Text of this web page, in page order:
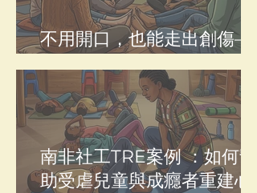
不用開口，也能走出創傷—
南非社工TRE案例 ：如何幫
助受虐兒童與成癮者重建心